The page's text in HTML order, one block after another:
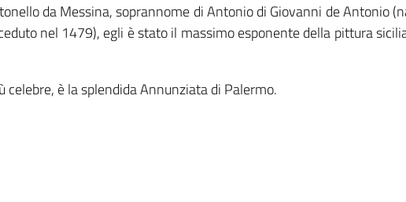
da Messina, soprannome di Antonio di Giovanni de Antonio
nel 1479), egli è stato il massimo esponente della pittura
è la splendida Annunziata di Palermo.